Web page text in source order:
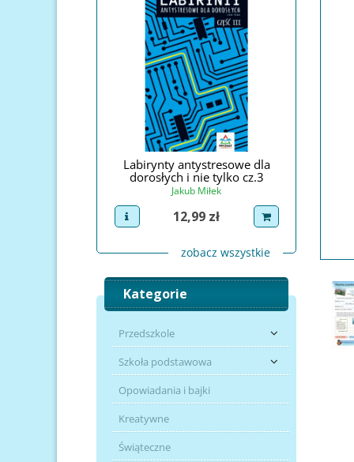
dodaj do koszyka
Labirynty antystresowe dla
dorosłych i nie tylko cz.3
Jakub Miłek
view productCena
12,99 zł dodaj do koszyka
Zadania
Jadwiga
zobacz wszystkie
Kategorie
Przedszkole
Szkoła podstawowa
Opowiadania i bajki
Kreatywne
Świąteczne